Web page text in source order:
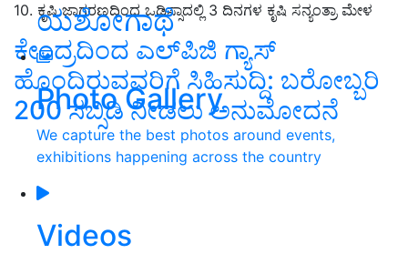
ಯಶೋಗಾಥೆ
Photo Gallery
We capture the best photos around events,
exhibitions happening across the country
Videos
10. ಕೃಷಿ ಜಾಗರಣದಿಂದ ಒಡಿಸ್ಸಾದಲ್ಲಿ 3 ದಿನಗಳ ಕೃಷಿ ಸನ್ಯಂತ್ರಾ ಮೇಳ
ಕೇಂದ್ರದಿಂದ ಎಲ್‌ಪಿಜಿ ಗ್ಯಾಸ್‌
ಹೊಂದಿರುವವರಿಗೆ ಸಿಹಿಸುದ್ದಿ: ಬರೋಬ್ಬರಿ
200 ಸಬ್ಸಿಡಿ ನೀಡಲು ಅನುಮೋದನೆ